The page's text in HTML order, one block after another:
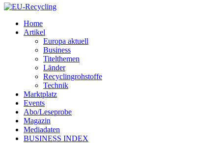
Home
Artikel
Europa aktuell
Business
Titelthemen
Länder
Recyclingrohstoffe
Technik
Marktplatz
Events
Abo/Leseprobe
Magazin
Mediadaten
BUSINESS INDEX